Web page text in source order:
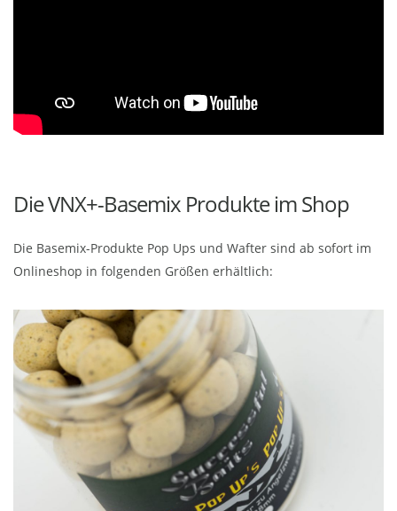
Die VNX+-Basemix Produkte im Shop
Die Basemix-Produkte Pop Ups und Wafter sind ab sofort im
Onlineshop in folgenden Größen erhältlich: